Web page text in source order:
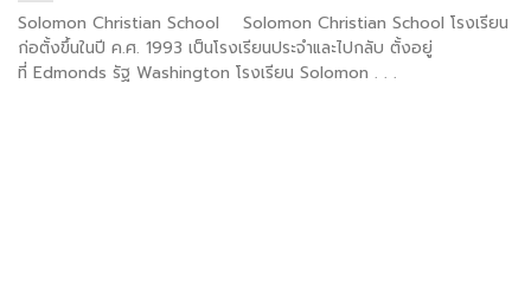
Solomon Christian School Solomon Christian School โรงเรียน
ก่อตั้งขึ้นในปี ค.ศ. 1993 เป็นโรงเรียนประจำและไปกลับ ตั้งอยู่
ที่ Edmonds รัฐ Washington โรงเรียน Solomon . . .